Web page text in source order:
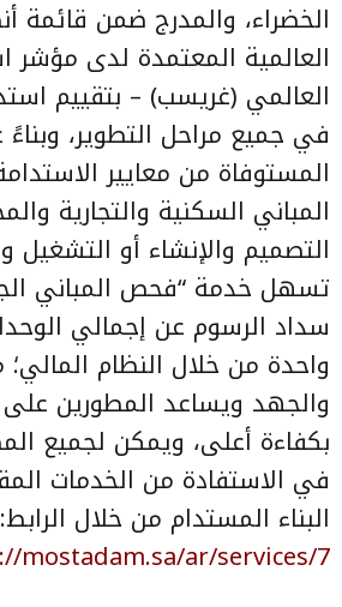
الخضراء، والمدرج ضمن قائمة
العالمية المعتمدة لدى مؤشر
العالمي (غريسب) – بتقييم
في جميع مراحل التطوير،
المستوفاة من معايير
المباني السكنية والتجارية
التصميم والإنشاء أو التشغيل
تسهل خدمة “فحص المباني
سداد الرسوم عن إجمالي
واحدة من خلال النظام
والجهد ويساعد المطورين
بكفاءة أعلى، ويمكن لجميع
في الاستفادة من الخدمات
البناء المستدام من خلال الرابط:
mostadam.sa/ar/services/7